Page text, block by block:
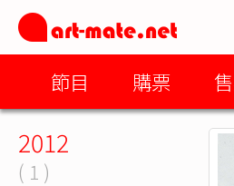
節目 購票
2012
( 1 )